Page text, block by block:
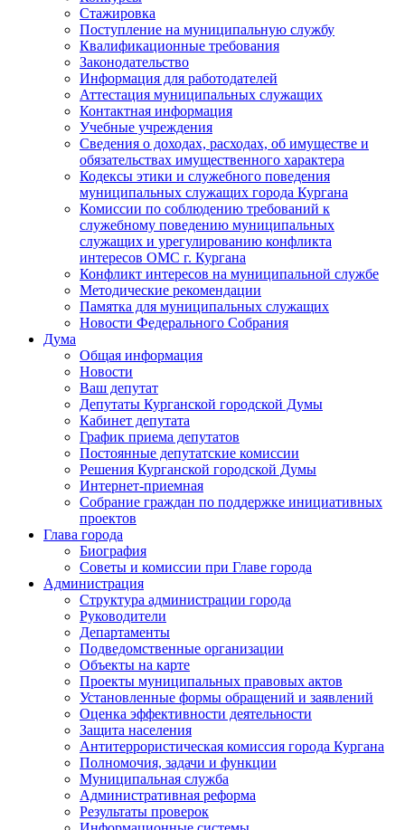
Стажировка
Поступление на муниципальную службу
Квалификационные требования
Законодательство
Информация для работодателей
Аттестация муниципальных служащих
Контактная информация
Учебные учреждения
Сведения о доходах, расходах, об имуществе и
обязательствах имущественного характера
Кодексы этики и служебного поведения
муниципальных служащих города Кургана
Комиссии по соблюдению требований к
служебному поведению муниципальных
служащих и урегулированию конфликта
интересов ОМС г. Кургана
Конфликт интересов на муниципальной службе
Методические рекомендации
Памятка для муниципальных служащих
Новости Федерального Cобрания
Дума
Общая информация
Новости
Ваш депутат
Депутаты Курганской городской Думы
Кабинет депутата
График приема депутатов
Постоянные депутатские комиссии
Решения Курганской городской Думы
Интернет-приемная
Собрание граждан по поддержке инициативных
проектов
Глава города
Биография
Советы и комиссии при Главе города
Администрация
Структура администрации города
Руководители
Департаменты
Подведомственные организации
Объекты на карте
Проекты муниципальных правовых актов
Установленные формы обращений и заявлений
Оценка эффективности деятельности
Защита населения
Антитеррористическая комиссия города Кургана
Полномочия, задачи и функции
Муниципальная служба
Административная реформа
Результаты проверок